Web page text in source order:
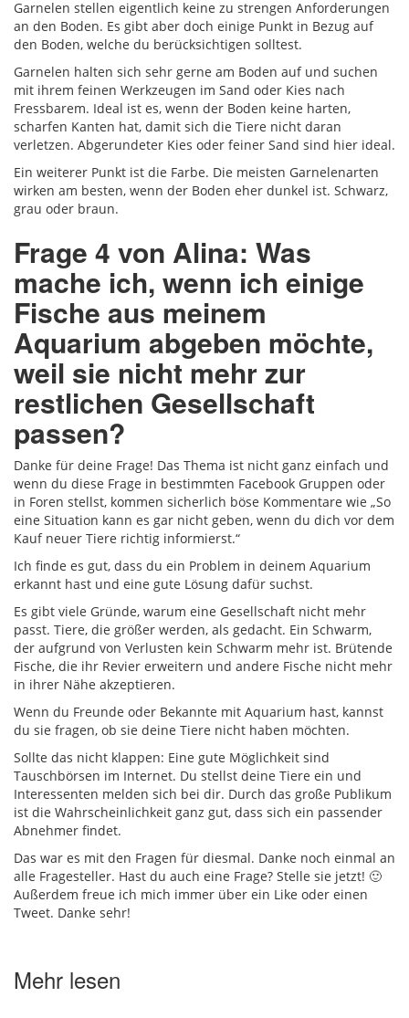
Garnelen stellen eigentlich keine zu strengen Anforderungen
an den Boden. Es gibt aber doch einige Punkt in Bezug auf
den Boden, welche du berücksichtigen solltest.
Garnelen halten sich sehr gerne am Boden auf und suchen
mit ihrem feinen Werkzeugen im Sand oder Kies nach
Fressbarem. Ideal ist es, wenn der Boden keine harten,
scharfen Kanten hat, damit sich die Tiere nicht daran
verletzen. Abgerundeter Kies oder feiner Sand sind hier ideal.
Ein weiterer Punkt ist die Farbe. Die meisten Garnelenarten
wirken am besten, wenn der Boden eher dunkel ist. Schwarz,
grau oder braun.
Frage 4 von Alina: Was
mache ich, wenn ich einige
Fische aus meinem
Aquarium abgeben möchte,
weil sie nicht mehr zur
restlichen Gesellschaft
passen?
Danke für deine Frage! Das Thema ist nicht ganz einfach und
wenn du diese Frage in bestimmten Facebook Gruppen oder
in Foren stellst, kommen sicherlich böse Kommentare wie „So
eine Situation kann es gar nicht geben, wenn du dich vor dem
Kauf neuer Tiere richtig informierst.“
Ich finde es gut, dass du ein Problem in deinem Aquarium
erkannt hast und eine gute Lösung dafür suchst.
Es gibt viele Gründe, warum eine Gesellschaft nicht mehr
passt. Tiere, die größer werden, als gedacht. Ein Schwarm,
der aufgrund von Verlusten kein Schwarm mehr ist. Brütende
Fische, die ihr Revier erweitern und andere Fische nicht mehr
in ihrer Nähe akzeptieren.
Wenn du Freunde oder Bekannte mit Aquarium hast, kannst
du sie fragen, ob sie deine Tiere nicht haben möchten.
Sollte das nicht klappen: Eine gute Möglichkeit sind
Tauschbörsen im Internet. Du stellst deine Tiere ein und
Interessenten melden sich bei dir. Durch das große Publikum
ist die Wahrscheinlichkeit ganz gut, dass sich ein passender
Abnehmer findet.
Das war es mit den Fragen für diesmal. Danke noch einmal an
alle Fragesteller. Hast du auch eine Frage? Stelle sie jetzt! 🙂
Außerdem freue ich mich immer über ein Like oder einen
Tweet. Danke sehr!
Mehr lesen